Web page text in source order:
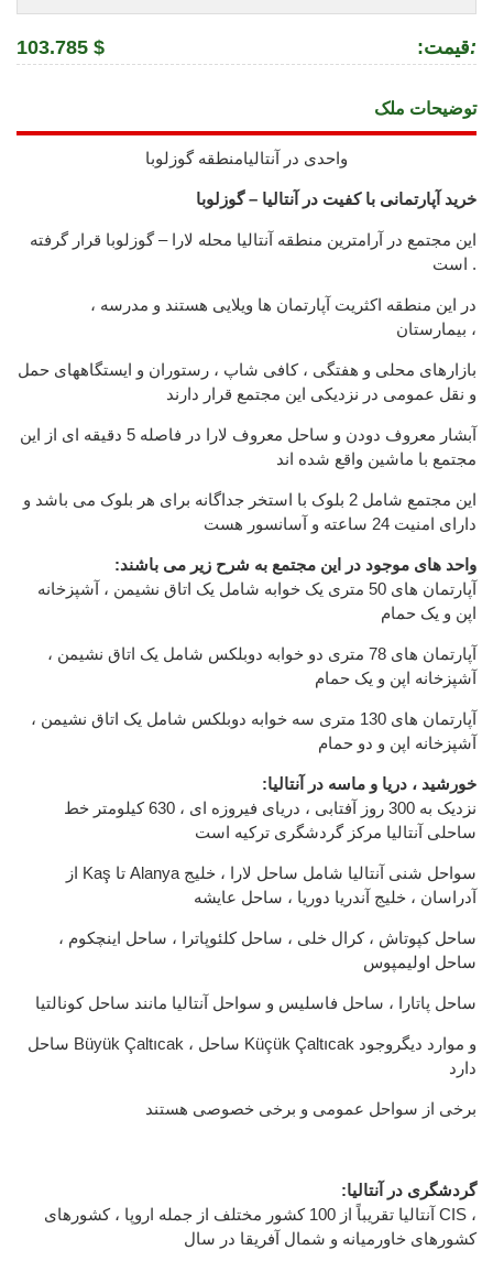
:قیمت:
103.785 $
توضیحات ملک
واحدی در آنتالیامنطقه گوزلوبا
خرید آپارتمانی با کفیت در آنتالیا – گوزلوبا
این مجتمع در آرامترین منطقه آنتالیا محله لارا – گوزلوبا قرار گرفته
است .
در این منطقه اکثریت آپارتمان ها ویلایی هستند و مدرسه ،
بیمارستان ،
بازارهای محلی و هفتگی ، کافی شاپ ، رستوران و ایستگاههای حمل
و نقل عمومی در نزدیکی این مجتمع قرار دارند
آبشار معروف دودن و ساحل معروف لارا در فاصله 5 دقیقه ای از این
مجتمع با ماشین واقع شده اند
این مجتمع شامل 2 بلوک با استخر جداگانه برای هر بلوک می باشد و
دارای امنیت 24 ساعته و آسانسور هست
:واحد های موجود در این مجتمع به شرح زیر می باشند
آپارتمان های 50 متری یک خوابه شامل یک اتاق نشیمن ، آشپزخانه
اپن و یک حمام
آپارتمان های 78 متری دو خوابه دوبلکس شامل یک اتاق نشیمن ،
آشپزخانه اپن و یک حمام
آپارتمان های 130 متری سه خوابه دوبلکس شامل یک اتاق نشیمن ،
آشپزخانه اپن و دو حمام
:خورشید ، دریا و ماسه در آنتالیا
نزدیک به 300 روز آفتابی ، دریای فیروزه ای ، 630 کیلومتر خط
ساحلی آنتالیا مرکز گردشگری ترکیه است
از Kaş تا Alanya سواحل شنی آنتالیا شامل ساحل لارا ، خلیج
آدراسان ، خلیج آندریا دوریا ، ساحل عایشه
ساحل کپوتاش ، کرال خلی ، ساحل کلئوپاترا ، ساحل اینچکوم ،
ساحل اولیمپوس
ساحل پاتارا ، ساحل فاسلیس و سواحل آنتالیا مانند ساحل کونالتیا
ساحل Büyük Çaltıcak ، ساحل Küçük Çaltıcak و موارد دیگروجود
دارد
برخی از سواحل عمومی و برخی خصوصی هستند
:گردشگری در آنتالیا
آنتالیا تقریباً از 100 کشور مختلف از جمله اروپا ، کشورهای CIS ،
کشورهای خاورمیانه و شمال آفریقا در سال